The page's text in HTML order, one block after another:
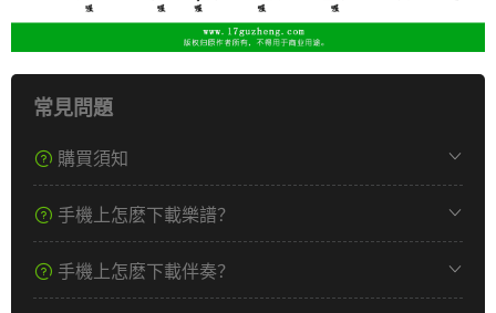
常見問題
購買須知
手機上怎麽下載樂譜？
手機上怎麽下載伴奏？